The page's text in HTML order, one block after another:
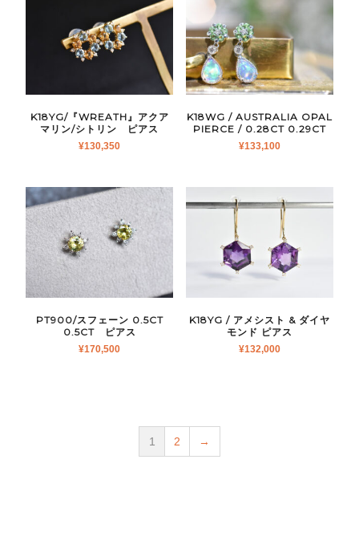
K18YG/『WREATH』アクア
マリン/シトリン ピアス
¥130,350
K18WG / AUSTRALIA OPAL
PIERCE / 0.28CT 0.29CT
¥133,100
PT900/スフェーン 0.5CT
0.5CT ピアス
¥170,500
K18YG / アメシスト & ダイヤ
モンド ピアス
¥132,000
1 2 →